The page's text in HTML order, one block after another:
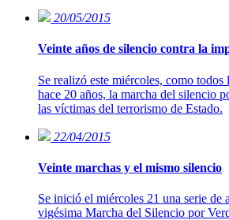
20/05/2015
Veinte años de silencio contra la
Se realizó este miércoles, como todos
hace 20 años, la marcha del silencio
las víctimas del terrorismo de Estado.
22/04/2015
Veinte marchas y el mismo silencio
Se inició el miércoles 21 una serie de
vigésima Marcha del Silencio por